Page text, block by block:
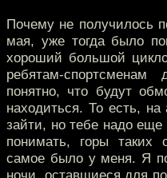
Почему не получилось
мая, уже тогда было
хороший большой
ребятам-
понятно, что будут
находиться. То есть,
зайти, но тебе надо еще
понимать, горы
самое было у меня. Я